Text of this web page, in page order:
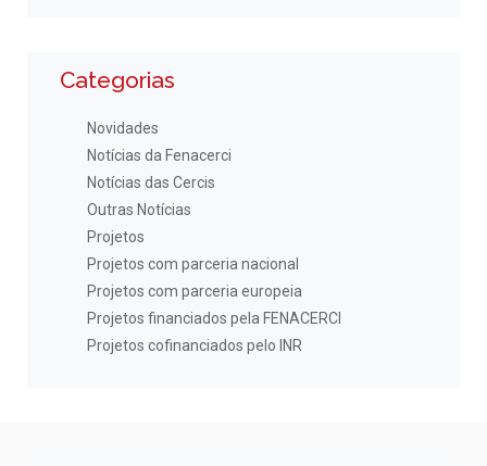
Categorias
Novidades
Notícias da Fenacerci
Notícias das Cercis
Outras Notícias
Projetos
Projetos com parceria nacional
Projetos com parceria europeia
Projetos financiados pela FENACERCI
Projetos cofinanciados pelo INR